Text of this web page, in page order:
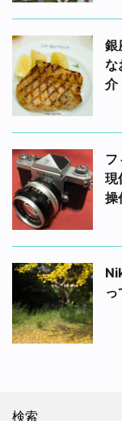
銀
な
介
フ
現
操
っ
検索